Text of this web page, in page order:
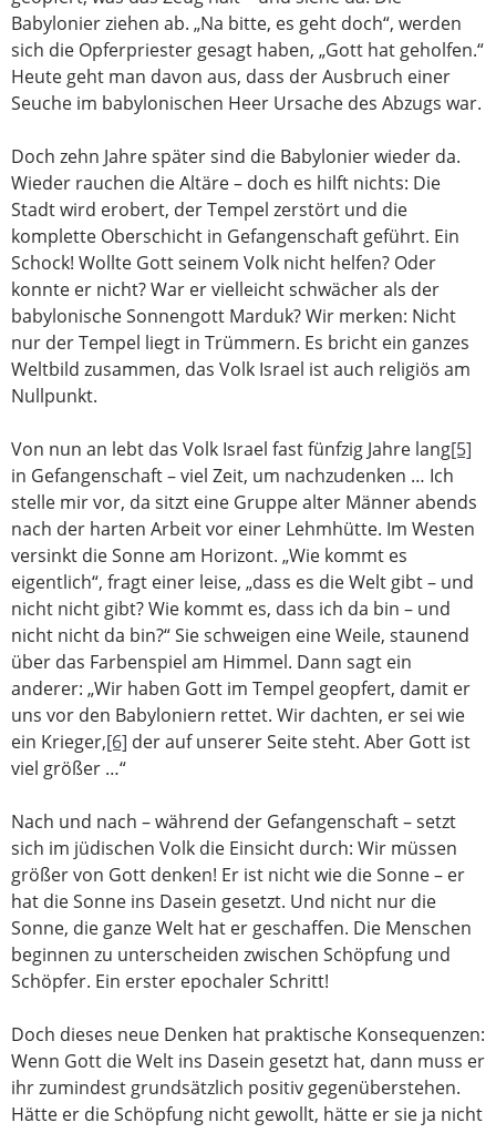
Babylonier ziehen ab. „Na bitte, es geht doch“, werden
sich die Opferpriester gesagt haben, „Gott hat geholfen.“
Heute geht man davon aus, dass der Ausbruch einer
Seuche im babylonischen Heer Ursache des Abzugs war.
Doch zehn Jahre später sind die Babylonier wieder da.
Wieder rauchen die Altäre – doch es hilft nichts: Die
Stadt wird erobert, der Tempel zerstört und die
komplette Oberschicht in Gefangenschaft geführt. Ein
Schock! Wollte Gott seinem Volk nicht helfen? Oder
konnte er nicht? War er vielleicht schwächer als der
babylonische Sonnengott Marduk? Wir merken: Nicht
nur der Tempel liegt in Trümmern. Es bricht ein ganzes
Weltbild zusammen, das Volk Israel ist auch religiös am
Nullpunkt.
Von nun an lebt das Volk Israel fast fünfzig Jahre lang[5]
in Gefangenschaft – viel Zeit, um nachzudenken … Ich
stelle mir vor, da sitzt eine Gruppe alter Männer abends
nach der harten Arbeit vor einer Lehmhütte. Im Westen
versinkt die Sonne am Horizont. „Wie kommt es
eigentlich“, fragt einer leise, „dass es die Welt gibt – und
nicht nicht gibt? Wie kommt es, dass ich da bin – und
nicht nicht da bin?“ Sie schweigen eine Weile, staunend
über das Farbenspiel am Himmel. Dann sagt ein
anderer: „Wir haben Gott im Tempel geopfert, damit er
uns vor den Babyloniern rettet. Wir dachten, er sei wie
ein Krieger,[6] der auf unserer Seite steht. Aber Gott ist
viel größer …“
Nach und nach – während der Gefangenschaft – setzt
sich im jüdischen Volk die Einsicht durch: Wir müssen
größer von Gott denken! Er ist nicht wie die Sonne – er
hat die Sonne ins Dasein gesetzt. Und nicht nur die
Sonne, die ganze Welt hat er geschaffen. Die Menschen
beginnen zu unterscheiden zwischen Schöpfung und
Schöpfer. Ein erster epochaler Schritt!
Doch dieses neue Denken hat praktische Konsequenzen:
Wenn Gott die Welt ins Dasein gesetzt hat, dann muss er
ihr zumindest grundsätzlich positiv gegenüberstehen.
Hätte er die Schöpfung nicht gewollt, hätte er sie ja nicht